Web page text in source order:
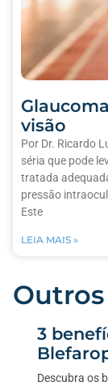
visão
Por Dr. Ricardo
séria que pode
tratada
pressão
Este
LEIA MAIS »
3
Descubra os